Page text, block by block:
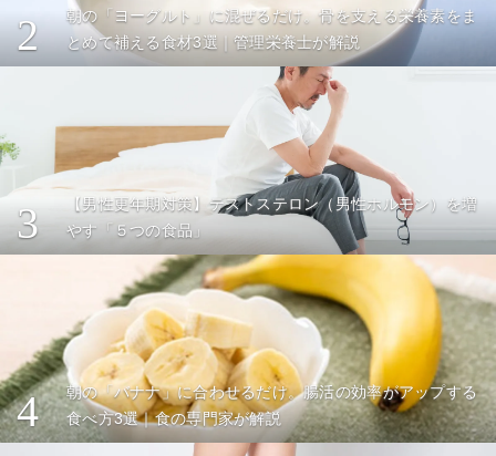
2
朝の「ヨーグルト」に混ぜるだけ。骨を支える栄養素をま
とめて補える食材3選｜管理栄養士が解説
3
【男性更年期対策】テストステロン（男性ホルモン）を増
やす「５つの食品」
4
朝の「バナナ」に合わせるだけ。腸活の効率がアップする
食べ方3選｜食の専門家が解説